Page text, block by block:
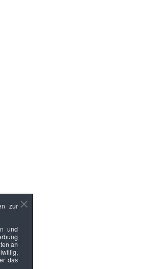
zur
und
an
das